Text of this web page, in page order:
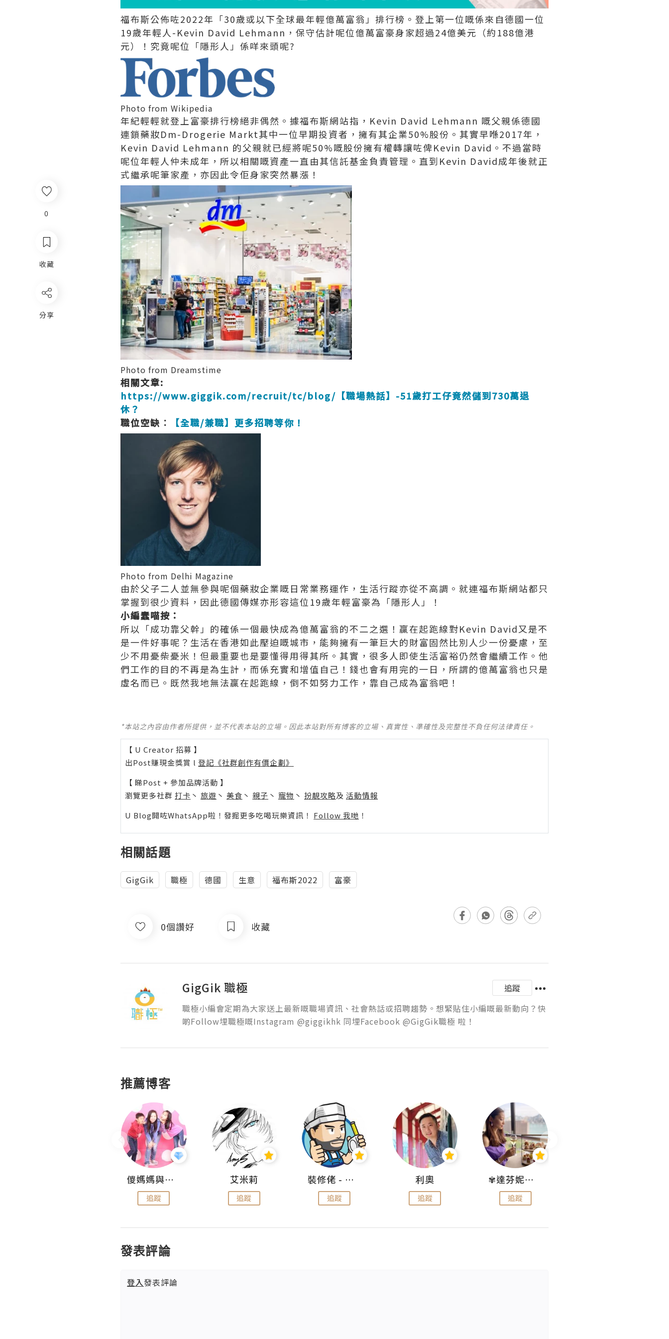
0
收藏
分享
福布斯公佈咗2022年「30歲或以下全球最年輕億萬富翁」排行榜。登上第一位嘅係來自德國一位
19歲年輕人-Kevin David Lehmann，保守估計呢位億萬富豪身家超過24億美元（約188億港
元）！究竟呢位「隱形人」係咩來頭呢?
Photo from Wikipedia
年紀輕輕就登上富豪排行榜絕非偶然。據福布斯網站指，Kevin David Lehmann 嘅父親係德國
連鎖藥妝Dm-Drogerie Markt其中一位早期投資者，擁有其企業50%股份。其實早喺2017年，
Kevin David Lehmann 的父親就已經將呢50%嘅股份擁有權轉讓咗俾Kevin David。不過當時
呢位年輕人仲未成年，所以相關嘅資產一直由其信託基金負責管理。直到Kevin David成年後就正
式繼承呢筆家產，亦因此令佢身家突然暴漲！
Photo from Dreamstime
相關文章:
https://www.giggik.com/recruit/tc/blog/【職場熱話】-51歲打工仔竟然儲到730萬退
休？
職位空缺︰
【全職/兼職】更多招聘等你！
Photo from Delhi Magazine
由於父子二人並無參與呢個藥妝企業嘅日常業務運作，生活行蹤亦從不高調。就連福布斯網站都只
掌握到很少資料，因此德國傳媒亦形容這位19歲年輕富豪為「隱形人」！
小編蠢喵按：
所以「成功靠父幹」的確係一個最快成為億萬富翁的不二之選！贏在起跑線對Kevin David又是不
是一件好事呢？生活在香港如此壓迫嘅城市，能夠擁有一筆巨大的財富固然比別人少一份憂慮，至
少不用憂柴憂米！但最重要也是要懂得用得其所。其實，很多人即使生活富裕仍然會繼續工作。他
們工作的目的不再是為生計，而係充實和增值自己！錢也會有用完的一日，所謂的億萬富翁也只是
虛名而已。既然我地無法贏在起跑線，倒不如努力工作，靠自己成為富翁吧！
*本站之內容由作者所提供，並不代表本站的立場。因此本站對所有博客的立場、真實性、準確性及完整性不負任何法律責任。
【 U Creator 招募 】
出Post賺現金獎賞 l 登記《社群創作有價企劃》
【 睇Post + 參加品牌活動 】
瀏覽更多社群 打卡 丶 旅遊 丶 美食 丶 親子 丶 寵物 丶 扮靚攻略及 活動情報
U Blog開咗WhatsApp啦！發掘更多吃喝玩樂資訊！ Follow 我哋 ！
相關話題
GigGik 職極 德國 生意 福布斯2022 富豪
0個讚好 收藏
GigGik 職極
追蹤
職極小編會定期為大家送上最新嘅職場資訊、社會熱話或招聘趨勢。想緊貼住小編嘅最新動向？快
啲Follow埋職極嘅Instagram @giggikhk 同埋Facebook @GigGik職極 啦！
推薦博客
儍媽媽與兩隻小魔怪之家
追蹤
艾米莉
追蹤
裝修佬 - 香港一站式網上裝修平台
追蹤
利奧
追蹤
✾達芬妮•愛孩子•愛生活✾
追蹤
發表評論
登入發表評論